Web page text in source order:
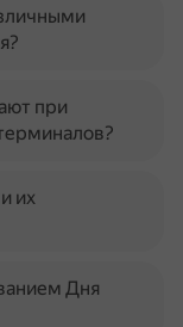
при
их
Дня